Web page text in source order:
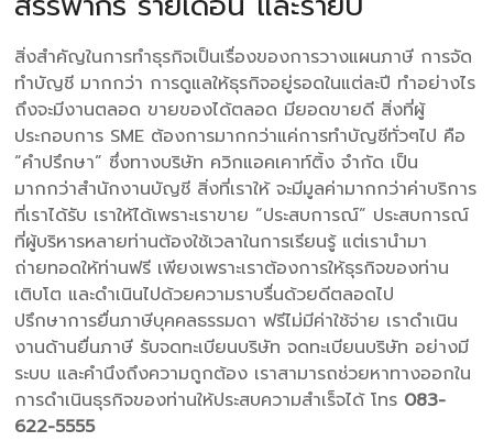
สิ่งสำคัญในการทำธุรกิจเป็นเรื่องของการวางแผนภาษี การจัด
ทำบัญชี มากกว่า การดูแลให้ธุรกิจอยู่รอดในแต่ละปี ทำอย่างไร
ถึงจะมีงานตลอด ขายของได้ตลอด มียอดขายดี สิ่งที่ผู้
ประกอบการ SME ต้องการมากกว่าแค่การทำบัญชีทั่วๆไป คือ
“คำปรึกษา” ซึ่งทางบริษัท ควิกแอคเคาท์ติ้ง จำกัด เป็น
มากกว่าสำนักงานบัญชี สิ่งที่เราให้ จะมีมูลค่ามากกว่าค่าบริการ
ที่เราได้รับ เราให้ได้เพราะเราขาย “ประสบการณ์” ประสบการณ์
ที่ผู้บริหารหลายท่านต้องใช้เวลาในการเรียนรู้ แต่เรานำมา
ถ่ายทอดให้ท่านฟรี เพียงเพราะเราต้องการให้ธุรกิจของท่าน
เติบโต และดำเนินไปด้วยความราบรื่นด้วยดีตลอดไป
ปรึกษาการยื่นภาษีบุคคลธรรมดา ฟรีไม่มีค่าใช้จ่าย เราดำเนิน
งานด้านยื่นภาษี รับจดทะเบียนบริษัท จดทะเบียนบริษัท อย่างมี
ระบบ และคำนึงถึงความถูกต้อง เราสามารถช่วยหาทางออกใน
การดำเนินธุรกิจของท่านให้ประสบความสำเร็จได้ โทร 083-
622-5555